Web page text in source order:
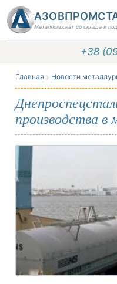
Металлопрокат со склада и
+38
Главная Новости
производства в